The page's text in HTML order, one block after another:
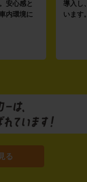
安心感と
内環境に
導入し
います
る